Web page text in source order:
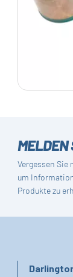
MELDEN
Vergessen
um
Produkte zu